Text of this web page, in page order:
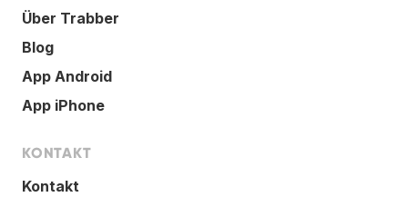
Über Trabber
Blog
App Android
App iPhone
KONTAKT
Kontakt